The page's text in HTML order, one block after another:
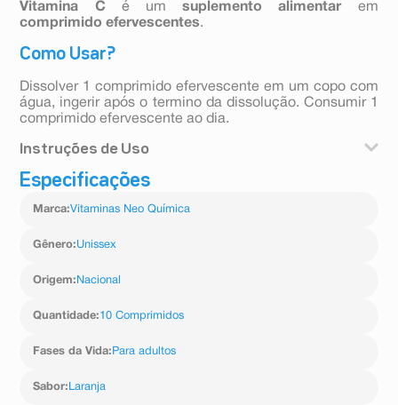
Vitamina C é umsuplemento alimentarem
comprimido efervescentes.
Como Usar?
Dissolver 1 comprimido efervescente em um copo com
água, ingerir após o termino da dissolução. Consumir 1
comprimido efervescente ao dia.
Instruções de Uso
Dissolver 1 comprimido efervescente em um copo com
comprimido efervescente ao dia.
Especificações
Marca:Vitaminas Neo Química
Gênero:Unissex
Origem: Nacional
Quantidade:10 Comprimidos
Fases da Vida: Para adultos
Sabor: Laranja